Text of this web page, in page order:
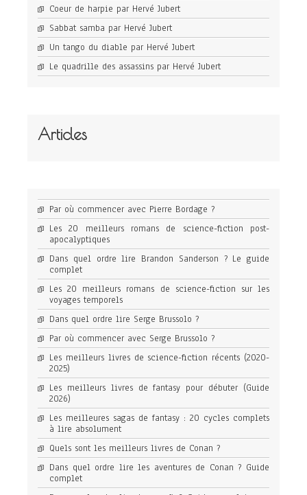
Coeur de harpie par Hervé Jubert
Sabbat samba par Hervé Jubert
Un tango du diable par Hervé Jubert
Le quadrille des assassins par Hervé Jubert
Articles
Par où commencer avec Pierre Bordage ?
Les 20 meilleurs romans de science-fiction post-
apocalyptiques
Dans quel ordre lire Brandon Sanderson ? Le guide
complet
Les 20 meilleurs romans de science-fiction sur les
voyages temporels
Dans quel ordre lire Serge Brussolo ?
Par où commencer avec Serge Brussolo ?
Les meilleurs livres de science-fiction récents (2020-
2025)
Les meilleurs livres de fantasy pour débuter (Guide
2026)
Les meilleures sagas de fantasy : 20 cycles complets
à lire absolument
Quels sont les meilleurs livres de Conan ?
Dans quel ordre lire les aventures de Conan ? Guide
complet